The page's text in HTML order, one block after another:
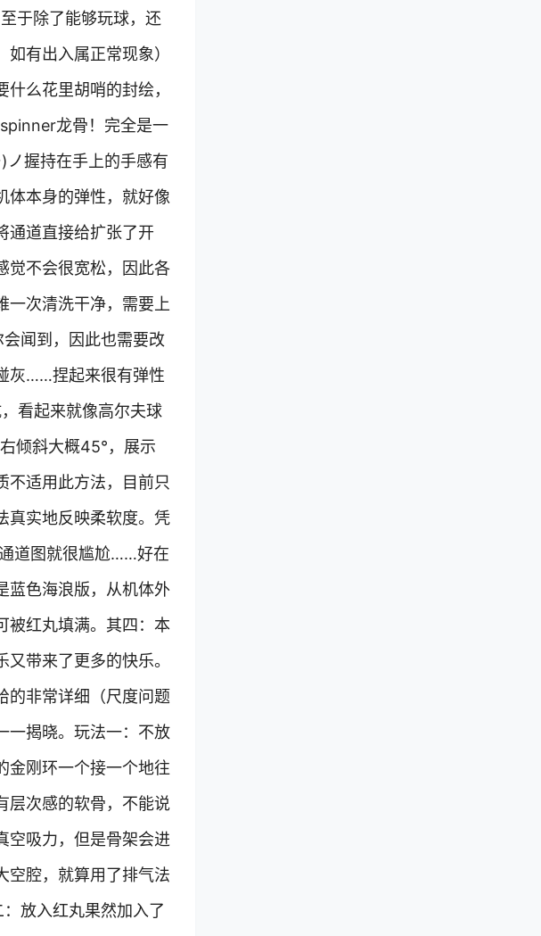
于除了能够玩球，还
有出入属正常现象）
么花里胡哨的封绘，
龙骨！完全是一
握持在手上的手感有
体本身的弹性，就好像
通道直接给扩张了开
觉不会很宽松，因此各
一次清洗干净，需要上
闻到，因此也需要改
灰……捏起来很有弹性
看起来就像高尔夫球
倾斜大概45°，展示
不适用此方法，目前只
真实地反映柔软度。凭
道图就很尴尬……好在
蓝色海浪版，从机体外
被红丸填满。其四：本
带来了更多的快乐。
非常详细（尺度问题
一揭晓。玩法一：不放
金刚环一个接一个地往
层次感的软骨，不能说
空吸力，但是骨架会进
空腔，就算用了排气法
放入红丸果然加入了